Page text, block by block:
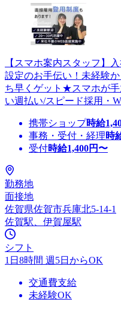
【スマホ案内スタッフ】
設定のお手伝い！未経験
ち早くゲット★スマホが
い週払い/スピード採用・
携帯ショップ時給
事務・受付・経理時
受付時給1,400円〜
勤務地
面接地
佐賀県佐賀市兵庫北5-14-1
佐賀駅、伊賀屋駅
シフト
1日8時間 週5日からOK
交通費支給
未経験OK